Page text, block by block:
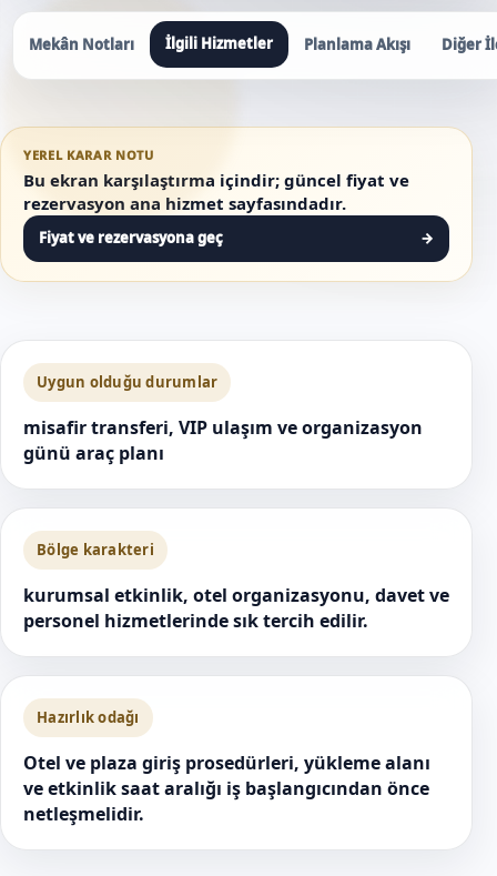
Mekân Notları İlgili Hizmetler Planlama Akışı Diğer
YEREL KARAR NOTU
Bu ekran karşılaştırma içindir; güncel fiyat ve
rezervasyon ana hizmet sayfasındadır.
Fiyat ve rezervasyona geç →
Uygun olduğu durumlar
misafir transferi, VIP ulaşım ve organizasyon
günü araç planı
Bölge karakteri
kurumsal etkinlik, otel organizasyonu, davet ve
personel hizmetlerinde sık tercih edilir.
Hazırlık odağı
Otel ve plaza giriş prosedürleri, yükleme alanı
ve etkinlik saat aralığı iş başlangıcından önce
netleşmelidir.